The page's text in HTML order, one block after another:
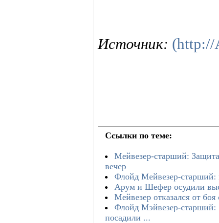
Источник:
Ссылки по теме:
Мейвезер-старший:
вечер
Флойд Мейвезер-старший:
Арум и Шефер осудили
Мейвезер отказался от
Флойд Мэйвезер-
посадили ...